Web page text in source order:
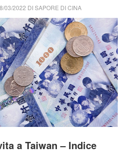
03/2022 DISAPORE DI CINA
a Taiwan – Indice